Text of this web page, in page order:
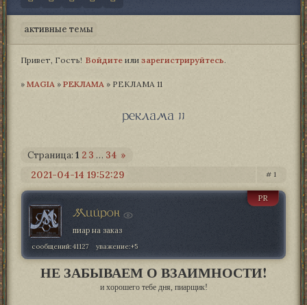
активные темы
Привет, Гость! Войдите или зарегистрируйтесь.
» MAGIA­ » РЕКЛАМА » РЕКЛАМА 11
реклама 11
Страница: 1 2 3 … 34 »
1
2021-04-14 19:52:29
Мийрон
PR
пиар на заказ
сообщений:41127 уважение:+5
НЕ ЗАБЫВАЕМ О ВЗАИМНОСТИ!
и хорошего тебе дня, пиарщик!